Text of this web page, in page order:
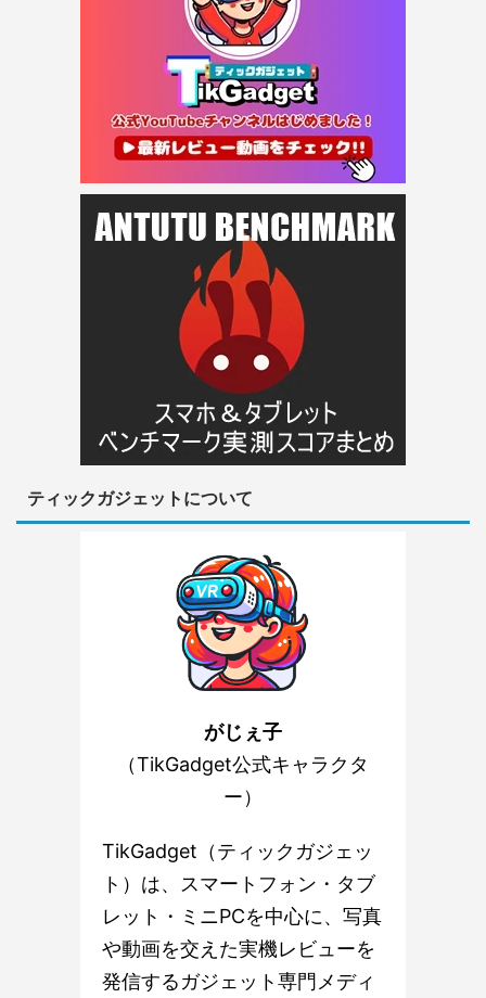
ティックガジェットについて
がじぇ子
（TikGadget公式キャラクタ
ー）
TikGadget（ティックガジェッ
ト）は、スマートフォン・タブ
レット・ミニPCを中心に、写真
や動画を交えた実機レビューを
発信するガジェット専門メディ